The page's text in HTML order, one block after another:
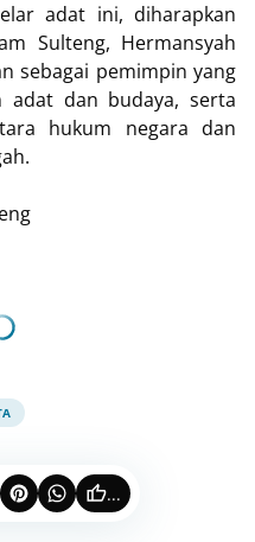
adat ini, diharapkan
Sulteng, Hermansyah
sebagai pemimpin yang
adat dan budaya, serta
hukum negara dan
...